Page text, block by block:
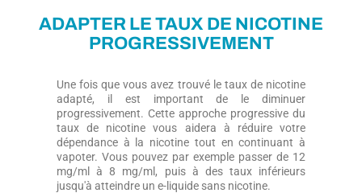
ADAPTER LE TAUX DE NICOTINE
PROGRESSIVEMENT
Une fois que vous avez trouvé le taux de nicotine
adapté, il est important de le diminuer
progressivement. Cette approche progressive du
taux de nicotine vous aidera à réduire votre
dépendance à la nicotine tout en continuant à
vapoter. Vous pouvez par exemple passer de 12
mg/ml à 8 mg/ml, puis à des taux inférieurs
jusqu'à atteindre un e-liquide sans nicotine.